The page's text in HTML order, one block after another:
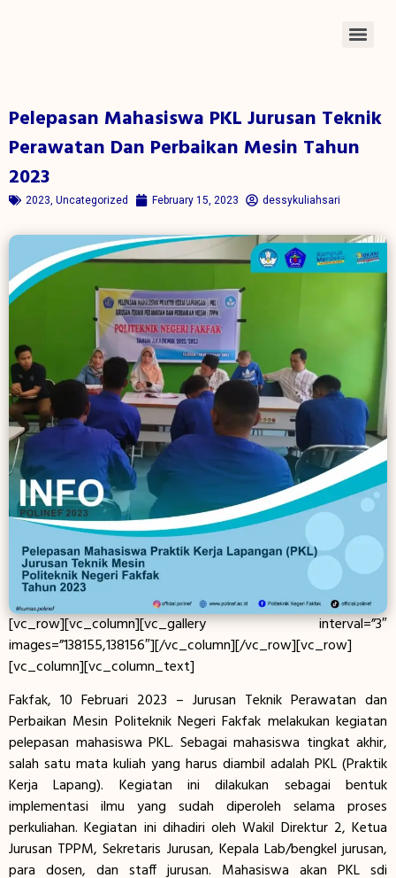
Pelepasan Mahasiswa PKL Jurusan Teknik
Perawatan Dan Perbaikan Mesin Tahun
2023
2023, Uncategorized February 15, 2023 dessykuliahsari
[vc_row][vc_column][vc_gallery interval=”3″
images=”138155,138156″][/vc_column][/vc_row][vc_row]
[vc_column][vc_column_text]
Fakfak, 10 Februari 2023 – Jurusan Teknik Perawatan dan
Perbaikan Mesin Politeknik Negeri Fakfak melakukan kegiatan
pelepasan mahasiswa PKL. Sebagai mahasiswa tingkat akhir,
salah satu mata kuliah yang harus diambil adalah PKL (Praktik
Kerja Lapang). Kegiatan ini dilakukan sebagai bentuk
implementasi ilmu yang sudah diperoleh selama proses
perkuliahan. Kegiatan ini dihadiri oleh Wakil Direktur 2, Ketua
Jurusan TPPM, Sekretaris Jurusan, Kepala Lab/bengkel jurusan,
para dosen, dan staff jurusan. Mahasiswa akan PKL sdi